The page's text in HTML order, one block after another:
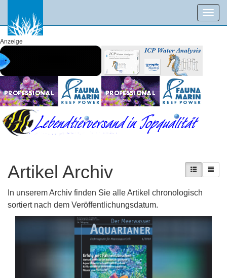
Anzeige
Artikel Archiv
In unserem Archiv finden Sie alle Artikel chronologisch
sortiert nach dem Veröffentlichungsdatum.